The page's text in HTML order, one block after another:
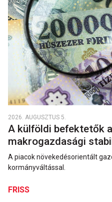
2026. AUGUSZTUS 5.
A külföldi befektetők
makrogazdasági
A piacok növekedésorientált
kormányváltással.
FRISS